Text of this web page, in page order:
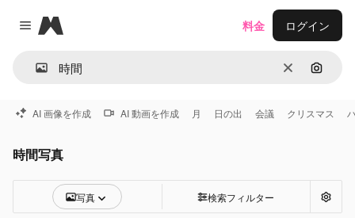
Close menu
Magnific
消去 画像で
料金 ログイン
AI 画像を作成 AI 動画を作成 月 日の出 会議 クリスマス
時間写真
写真 検索フィルター